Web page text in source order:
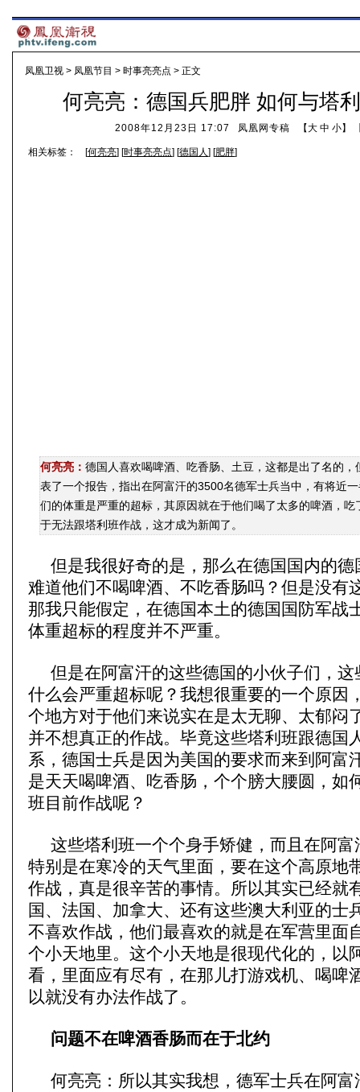
凤凰卫视 > 凤凰节目 > 时事亮亮点 > 正文
何亮亮：德国兵肥胖 如何与塔
2008年12月23日 17:07 凤凰网专稿 【大 中 小】
相关标签： [何亮亮] [时事亮亮点] [德国人] [肥胖]
何亮亮： 德国人喜欢喝啤酒、吃香肠、土豆，这都是出了名的，
表了一个报告，指出在阿富汗的3500名德军士兵当中，有将近
们的体重是严重的超标，其原因就在于他们喝了太多的啤酒，吃
于无法跟塔利班作战，这才成为新闻了。
但是我很好奇的是，那么在德国国内的
难道他们不喝啤酒、不吃香肠吗？但是没有
那我只能假定，在德国本土的德国国防军战
体重超标的程度并不严重。
但是在阿富汗的这些德国的小伙子们，
什么会严重超标呢？我想很重要的一个原因
个地方对于他们来说实在是太无聊、太郁闷
并不想真正的作战。毕竟这些塔利班跟德国
系，德国士兵是因为美国的要求而来到阿富
是天天喝啤酒、吃香肠，个个膀大腰圆，如
班目前作战呢？
这些塔利班一个个身手矫健，而且在阿
特别是在寒冷的天气里面，要在这个高原地
作战，真是很辛苦的事情。所以其实已经就
国、法国、加拿大、还有这些澳大利亚的士
不喜欢作战，他们最喜欢的就是在军营里面
个小天地里。这个小天地是很现代化的，以
看，里面应有尽有，在那儿打游戏机、喝啤
以就没有办法作战了。
问题不在啤酒香肠而在于北约
何亮亮：所以其实我想，德军士兵在阿富